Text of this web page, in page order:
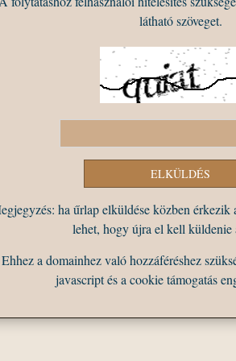
látható szöveget.
ha űrlap elküldése közben érkezik
lehet, hogy újra el kell küldenie
Ehhez a domainhez való hozzáféréshez
javascript és a cookie támogatás